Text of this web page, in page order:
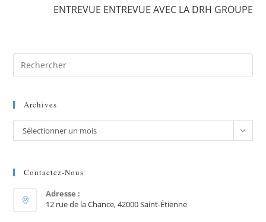
ENTREVUE ENTREVUE AVEC LA DRH GROUPE
Archives
Sélectionner un mois
Contactez-Nous
Adresse :
12 rue de la Chance, 42000 Saint-Étienne